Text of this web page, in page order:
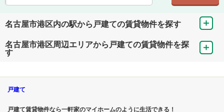
名古屋市港区内の駅から戸建ての賃貸物件を探す
名古屋市港区周辺エリアから戸建ての賃貸物件を探
す
戸建て
戸建て賃貸物件なら一軒家のマイホームのように生活できる！